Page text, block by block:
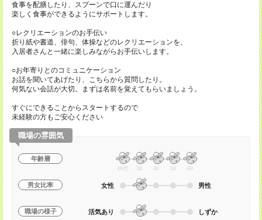
食事を配膳したり、スプーンで口に運んだり
楽しく食事ができるようにサポートします。
○レクリエーションのお手伝い
折り紙や書道、俳句、体操などのレクリエーションを、
入居者さんと一緒に楽しみながらお手伝いします。
○お年寄りとのコミュニケーション
お話を聞いてあげたり、こちらから質問したり。
何気ない会話が大切。まずは名前を覚えてもらいましょう。
すぐにできることからスタートするので
未経験の方もご安心ください
職場の雰囲気
年齢層
20代 30 40 50 60
男女比率 女性 男性
職場の様子 活気あり しずか